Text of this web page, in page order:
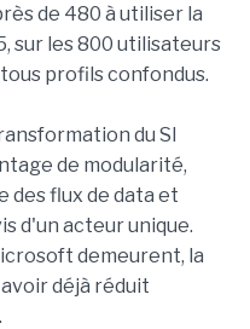
de 480 à utiliser la
sur les 800 utilisateurs
profils confondus.
du SI
de modularité,
flux de data et
d'un acteur unique.
demeurent, la
déjà réduit